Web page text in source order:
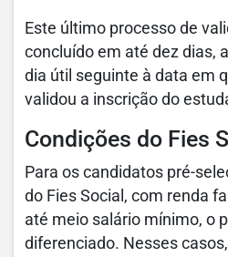
Este último processo de
concluído em até dez dias,
dia útil seguinte à data em
validou a inscrição do
Condições do Fies
Para os candidatos pré-
do Fies Social, com renda
até meio salário mínimo, o
diferenciado. Nesses